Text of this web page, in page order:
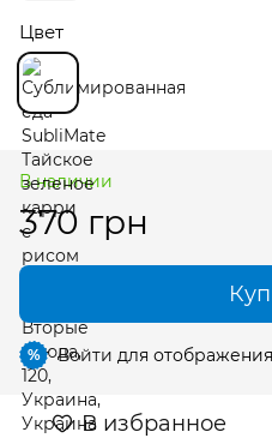
Цвет
В наличии
370 грн
% Войти для
В избранное